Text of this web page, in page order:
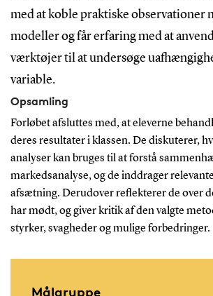
med at koble praktiske observationer
modeller og får erfaring med at
værktøjer til at undersøge
variable.
Opsamling
Forløbet afsluttes med, at eleverne
deres resultater i klassen. De diskuterer,
analyser kan bruges til at forstå
markedsanalyse, og de inddrager
afsætning. Derudover reflekterer de over
har mødt, og giver kritik af den valgte
styrker, svagheder og mulige forbedringer.
Målgruppe